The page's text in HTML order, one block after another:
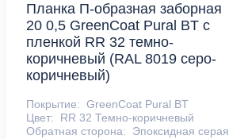
Планка П-образная заборная
20 0,5 GreenCoat Pural BT с
пленкой RR 32 темно-
коричневый (RAL 8019 серо-
коричневый)
Покрытие: GreenCoat Pural BT
Цвет:
RR 32 Темно-коричневый
Обратная сторона:
Эпоксидная серая